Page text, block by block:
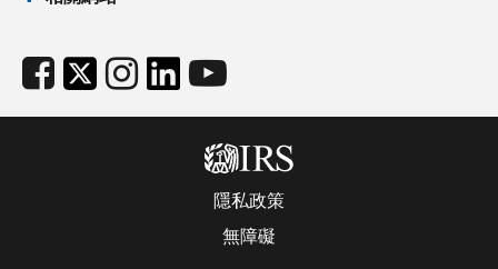
隱私政策
無障礙